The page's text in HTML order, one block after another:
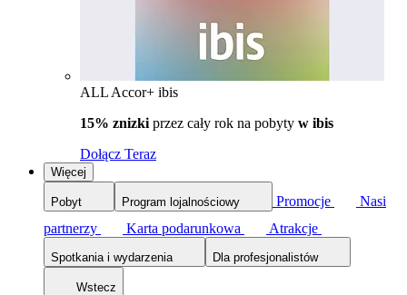
ALL Accor+ ibis
15% znizki przez cały rok na pobyty w ibis
Dołącz Teraz
Więcej
Pobyt Program lojalnościowy Promocje
Nasi
partnerzy
Karta podarunkowa Atrakcje
Spotkania i wydarzenia Dla profesjonalistów
Wstecz